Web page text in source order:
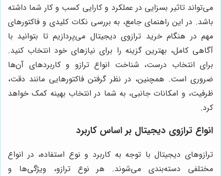
می‌تواند تاثیر بسزایی در عملکرد و کارایی کسب و کار شما داشته
باشد. در این راهنمای جامع، به بررسی نکات کلیدی و فاکتورهای
مهم در هنگام خرید ترازوی دیجیتال می‌پردازیم تا بتوانید با
آگاهی کامل، بهترین گزینه را برای نیازهای خود انتخاب کنید.
برای انتخاب درست، شناخت انواع ترازو و کاربردهای آن‌ها
ضروری است. همچنین، در نظر گرفتن فاکتورهایی مانند دقت،
ظرفیت، و امکانات جانبی، به شما در انتخاب بهینه کمک خواهد
کرد.
انواع ترازوی دیجیتال بر اساس کاربرد
ترازوهای دیجیتال با توجه به کاربرد و نوع استفاده، در انواع
مختلفی دسته‌بندی می‌شوند. هر نوع ترازو، ویژگی‌ها و